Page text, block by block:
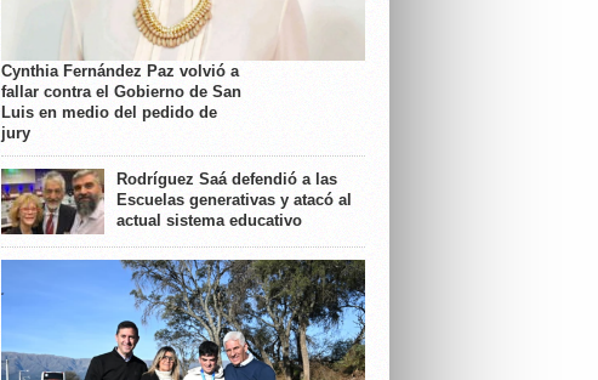
Cynthia Fernández Paz volvió a
fallar contra el Gobierno de San
Luis en medio del pedido de
jury
Rodríguez Saá defendió a las
Escuelas generativas y atacó al
actual sistema educativo